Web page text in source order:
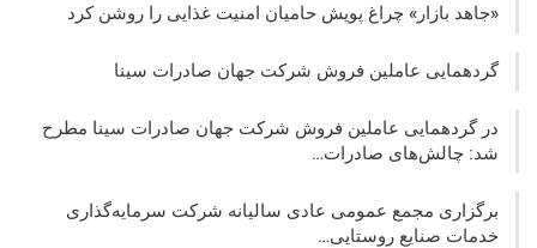
«جاهد بازار» چراغ پویش حامیان امنیت غذایی را روشن کرد
گردهمایی عاملین فروش شرکت جهان صادرات سینا
در گردهمایی عاملین فروش شرکت جهان صادرات سینا مطرح
شد: چالش‌های صادرات…
برگزاری مجمع عمومی عادی سالیانه شرکت سرمایه‌گذاری
خدمات صنایع روستایی…